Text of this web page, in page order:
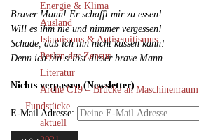
Energie & Klima
Ausland
Islamismus & Antisemitismus
Perlen der Zensur
Literatur
Arche C19 – Brücke an Maschinenraum
Fundstücke
aktuell
Braver Mann! Er schafft mir zu essen!
Will es ihm nie und nimmer vergessen!
Schade, daß ich ihn nicht küssen kann!
Denn ich bin selbst dieser brave Mann.
Nichts verpassen (Newsletter)
E-Mail Adresse: